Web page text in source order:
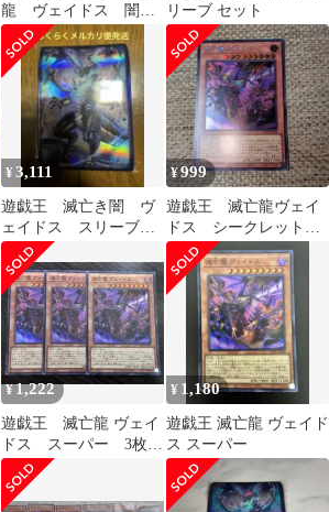
龍 ヴェイドス 闇
効果 炎族
リーブ セット
¥3,111
遊戯王 滅亡き闇 ヴ
ェイドス スリーブ
遊戯王の日
¥999
遊戯王 滅亡龍ヴェイ
ドス シークレットレ
ア
¥1,222
遊戯王 滅亡龍 ヴェイ
ドス スーパー 3枚
灰滅
¥ 1,180
遊戯王 滅亡龍 ヴェイド
ス スーパー